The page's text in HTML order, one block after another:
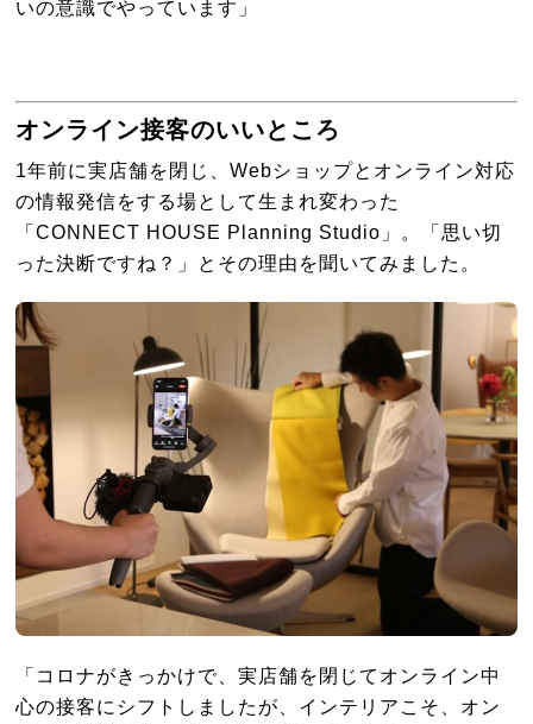
いの意識でやっています」
オンライン接客のいいところ
1年前に実店舗を閉じ、Webショップとオンライン対応
の情報発信をする場として生まれ変わった
「CONNECT HOUSE Planning Studio」。「思い切
った決断ですね？」とその理由を聞いてみました。
「コロナがきっかけで、実店舗を閉じてオンライン中
心の接客にシフトしましたが、インテリアこそ、オン